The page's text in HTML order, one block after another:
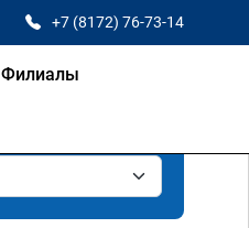
+7 (8172) 76-73-14
Филиалы